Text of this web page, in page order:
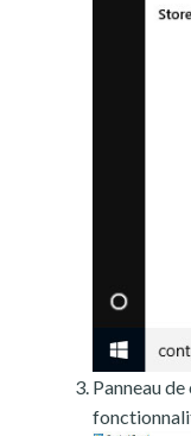
Panneau